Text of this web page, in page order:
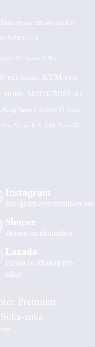
CB150R Old K15
F1ZR/Vega R
Jupiter Z1 Jupiter Z New
KLX Gordon KTM KTM
MOBIL MOTOCROSS MX
King Satria F Scoopy FI Sonic
Vixion R X-Ride Xeon GT
Instagram
instagram.com/mrstikercom
Shopee
shopee.co.id/mrstiker
Lazada
lazada.co.id/shop/mr-
stiker
Premium
suka